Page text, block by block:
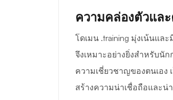
ความคล่องตัวแล
โดเมน .training มุ่งเน้นแล
จึงเหมาะอย่างยิ่งสำหรับนั
ความเชี่ยวชาญของตนเอง
สร้างความน่าเชื่อถือและน่